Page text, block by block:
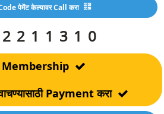
पेमेंट केल्यावर Call करा
Membership
वाचण्यासाठी Payment करा